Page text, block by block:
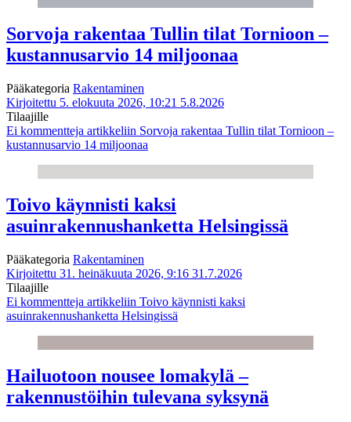
Sorvoja rakentaa Tullin tilat Tornioon –
kustannusarvio 14 miljoonaa
Pääkategoria Rakentaminen
Kirjoitettu 5. elokuuta 2026, 10:21 5.8.2026
Tilaajille
Ei kommentteja artikkeliin Sorvoja rakentaa Tullin tilat Tornioon –
kustannusarvio 14 miljoonaa
Toivo käynnisti kaksi
asuinrakennushanketta Helsingissä
Pääkategoria Rakentaminen
Kirjoitettu 31. heinäkuuta 2026, 9:16 31.7.2026
Tilaajille
Ei kommentteja artikkeliin Toivo käynnisti kaksi
asuinrakennushanketta Helsingissä
Hailuotoon nousee lomakylä –
rakennustöihin tulevana syksynä